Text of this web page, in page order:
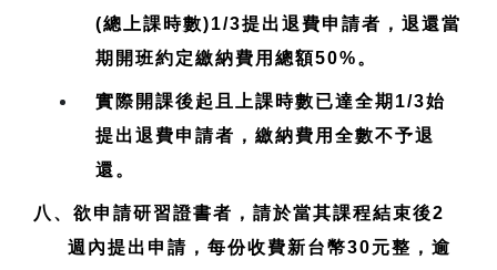
(總上課時數)1/3提出退費申請者，退還當
期開班約定繳納費用總額50%。
實際開課後起且上課時數已達全期1/3始
提出退費申請者，繳納費用全數不予退
還。
八、欲申請研習證書者，請於當其課程結束後2
週內提出申請，每份收費新台幣30元整，逾